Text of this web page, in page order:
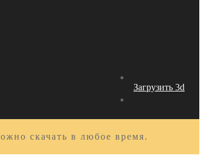
Загрузить 3d
скачать в любое время.